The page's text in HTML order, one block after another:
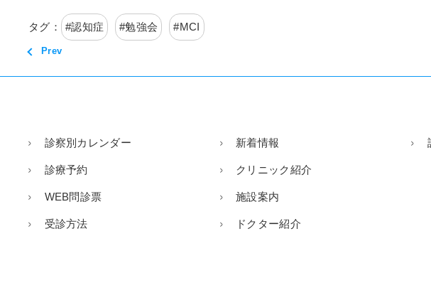
タグ： #認知症 #勉強会 #MCI
Prev
診察別カレンダー
診療予約
WEB問診票
受診方法
新着情報
クリニック紹介
施設案内
ドクター紹介